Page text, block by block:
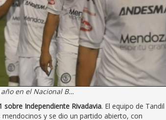
en el Nacional B…
Independiente Rivadavia. El equipo de Tandil
y se dio un partido abierto, con